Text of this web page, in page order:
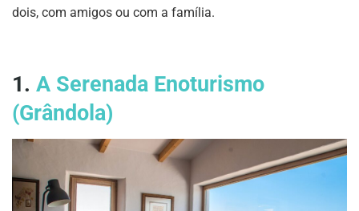
dois, com amigos ou com a família.
1. A Serenada Enoturismo
(Grândola)